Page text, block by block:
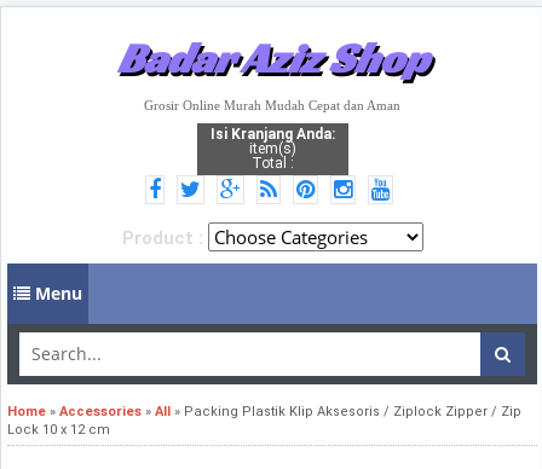
Badar Aziz Shop
Grosir Online Murah Mudah Cepat dan Aman
Isi Kranjang Anda:
item(s)
Total :
Product :
Menu
Home » Accessories » All » Packing Plastik Klip Aksesoris / Ziplock Zipper / Zip
Lock 10 x 12 cm